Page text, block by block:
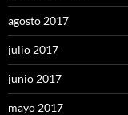
agosto 2017
julio 2017
junio 2017
mayo 2017